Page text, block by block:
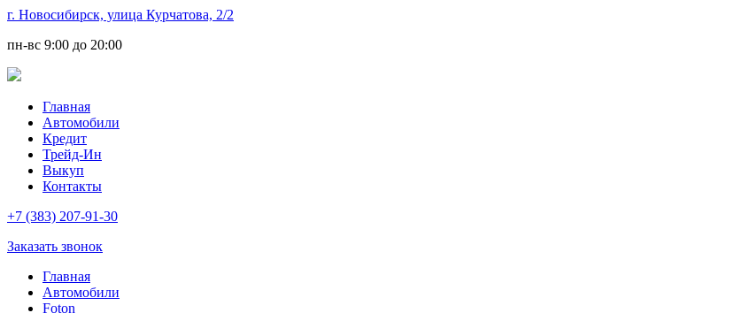
г. Новосибирск, улица Курчатова, 2/2
пн-вс 9:00 до 20:00
Главная
Автомобили
Кредит
Трейд-Ин
Выкуп
Контакты
+7 (383) 207-91-30
Заказать звонок
Главная
Автомобили
Foton